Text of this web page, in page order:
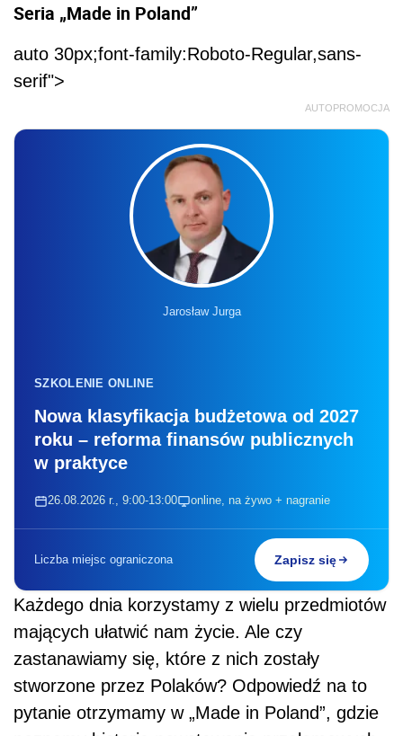
Seria „Made in Poland”
auto 30px;font-family:Roboto-Regular,sans-
serif">
AUTOPROMOCJA
Jarosław Jurga
SZKOLENIE ONLINE
Nowa klasyfikacja budżetowa od 2027
roku – reforma finansów publicznych
w praktyce
26.08.2026 r., 9:00-13:00 online, na żywo + nagranie
Liczba miejsc ograniczona Zapisz się
Każdego dnia korzystamy z wielu przedmiotów
mających ułatwić nam życie. Ale czy
zastanawiamy się, które z nich zostały
stworzone przez Polaków? Odpowiedź na to
pytanie otrzymamy w „Made in Poland”, gdzie